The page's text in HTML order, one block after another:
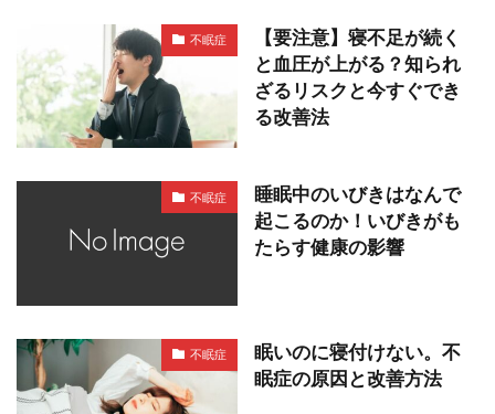
不眠症
【要注意】寝不足が続く
と血圧が上がる？知られ
ざるリスクと今すぐでき
る改善法
不眠症
睡眠中のいびきはなんで
起こるのか！いびきがも
たらす健康の影響
不眠症
眠いのに寝付けない。不
眠症の原因と改善方法